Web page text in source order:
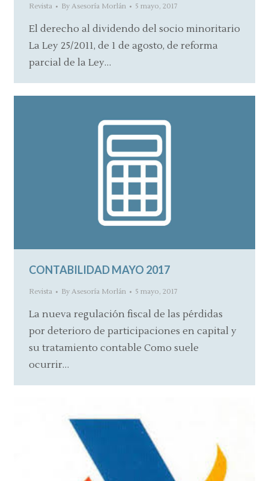
Revista By Asesoría Morlán 5 mayo, 2017
El derecho al dividendo del socio minoritario
La Ley 25/2011, de 1 de agosto, de reforma
parcial de la Ley…
CONTABILIDAD MAYO 2017
Revista By Asesoría Morlán 5 mayo, 2017
La nueva regulación fiscal de las pérdidas
por deterioro de participaciones en capital y
su tratamiento contable Como suele
ocurrir…